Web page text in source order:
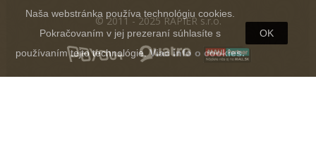
Naša webstránka používa technológiu cookies.
Pokračovaním v jej prezeraní súhlasíte s
používaním tejto technológie.Viac info o cookies.
OK
© 2011 - 2025 RAPIER s.r.o.